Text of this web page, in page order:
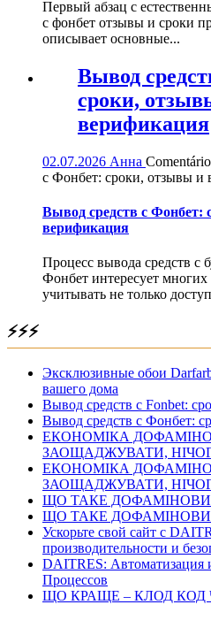
Первый абзац с
с фонбет отзывы и сроки
описывает основные...
Вывод
сроки,
верификация
02.07.2026 Анна
с Фонбет: сроки, отзывы и
Вывод средств с Фонбет:
верификация
Процесс вывода средств с
Фонбет интересует
учитывать не только
⚡⚡⚡
Эксклюзивные обои
вашего дома
Вывод средств с Fonbet:
Вывод средств с Фонбет:
ЕКОНОМІКА
ЗАОЩАДЖУВАТИ,
ЕКОНОМІКА
ЗАОЩАДЖУВАТИ,
ЩО ТАКЕ
ЩО ТАКЕ
Ускорьте свой сайт с
производительности и
DAITRES: Автоматизация
Процессов
ЩО КРАЩЕ – КЛОД КОД